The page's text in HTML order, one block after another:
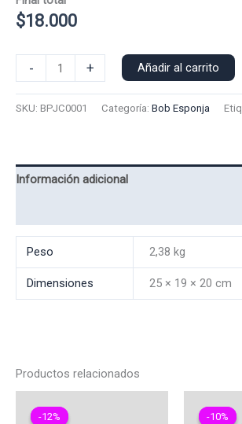
$18.000
-
Capucha
+ Añadir al carrito
SKU: BPJC0001 Categoría: Bob Esponja
Información adicional
Peso 2,38 kg
Dimensiones 25 × 19 × 20 cm
Productos relacionados
-12%
-12% -10%
-10%